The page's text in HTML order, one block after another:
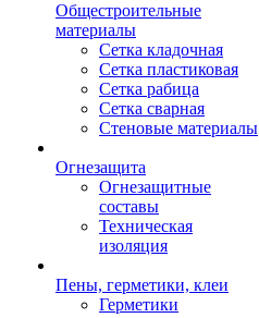
Общестроительные
материалы
Сетка кладочная
Сетка пластиковая
Сетка рабица
Сетка сварная
Стеновые материалы
Огнезащита
Огнезащитные
составы
Техническая
изоляция
Пены, герметики, клеи
Герметики